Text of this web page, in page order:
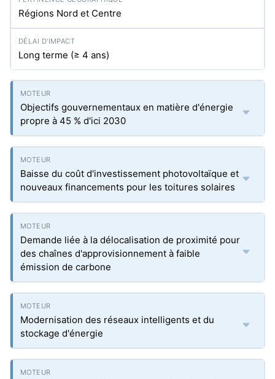
Régions Nord et Centre
Long terme (≥ 4 ans)
Objectifs gouvernementaux en matière d'énergie
propre à 45 % d'ici 2030
Baisse du coût d'investissement photovoltaïque et
nouveaux financements pour les toitures solaires
Demande liée à la délocalisation de proximité pour
des chaînes d'approvisionnement à faible
émission de carbone
Modernisation des réseaux intelligents et du
stockage d'énergie